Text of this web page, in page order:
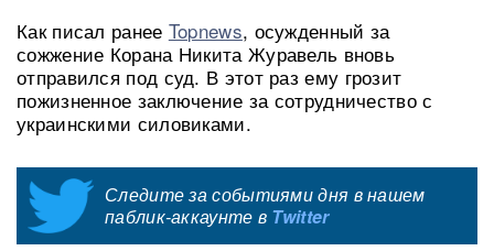
Как писал ранее Topnews, осужденный за
сожжение Корана Никита Журавель вновь
отправился под суд. В этот раз ему грозит
пожизненное заключение за сотрудничество с
украинскими силовиками.
Следите за событиями дня в нашем
паблик-аккаунте в Twitter